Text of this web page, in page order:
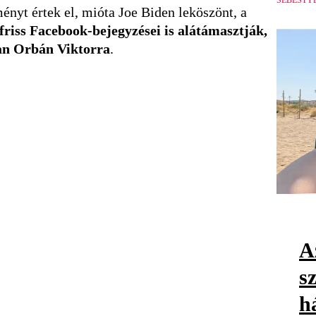
értek el, mióta Joe Biden leköszönt, a
Facebook-bejegyzései is alátámasztják,
Orbán Viktorra.